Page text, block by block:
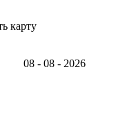
карту
08 - 08 - 2026